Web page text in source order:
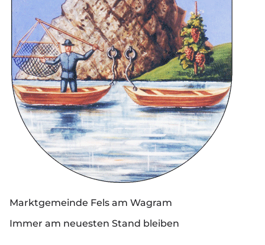
Marktgemeinde Fels am Wagram
Immer am neuesten Stand bleiben